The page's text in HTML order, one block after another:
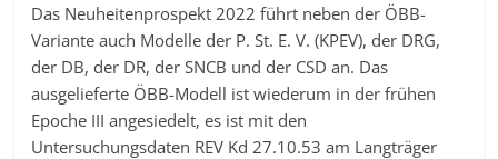
Das Neuheitenprospekt 2022 führt neben der ÖBB-
Variante auch Modelle der P. St. E. V. (KPEV), der DRG,
der DB, der DR, der SNCB und der CSD an. Das
ausgelieferte ÖBB-Modell ist wiederum in der frühen
Epoche III angesiedelt, es ist mit den
Untersuchungsdaten REV Kd 27.10.53 am Langträger